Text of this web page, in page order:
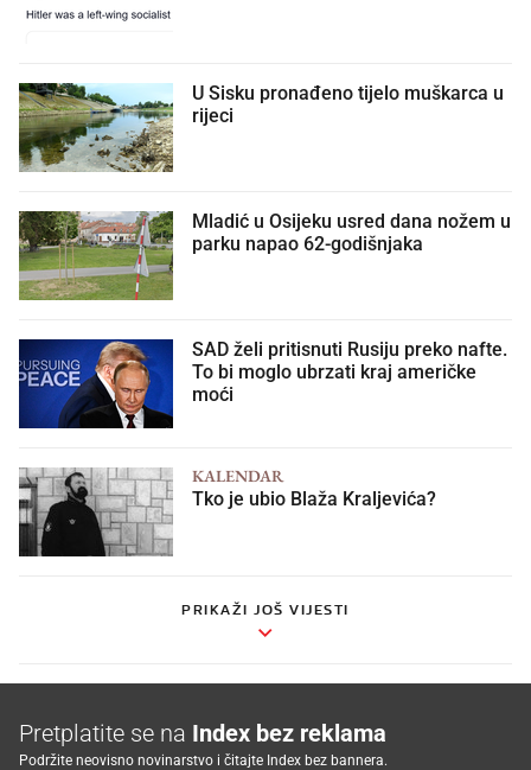
U Sisku pronađeno tijelo muškarca u
rijeci
Mladić u Osijeku usred dana nožem u
parku napao 62-godišnjaka
SAD želi pritisnuti Rusiju preko nafte.
To bi moglo ubrzati kraj američke
moći
KALENDAR
Tko je ubio Blaža Kraljevića?
PRIKAŽI JOŠ VIJESTI
Pretplatite se na Index bez reklama
Podržite neovisno novinarstvo i čitajte Index bez bannera.